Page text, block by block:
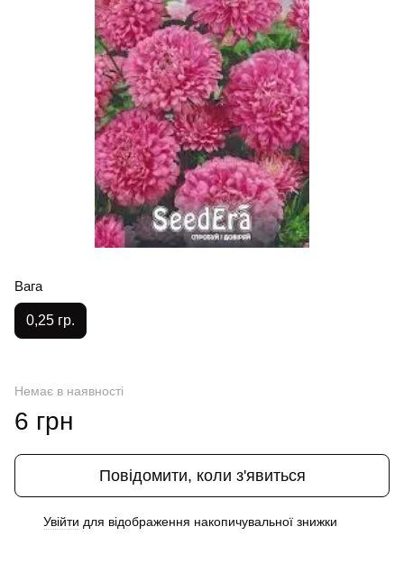
Вага
0,25 гр.
Немає в наявності
6 грн
Повідомити, коли з'явиться
Увійти для відображення накопичувальної знижки